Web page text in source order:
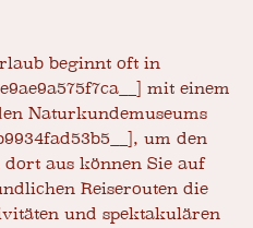
beginnt oft in
mit einem
Naturkundemuseums
um den
aus können Sie auf
Reiserouten die
und spektakulären